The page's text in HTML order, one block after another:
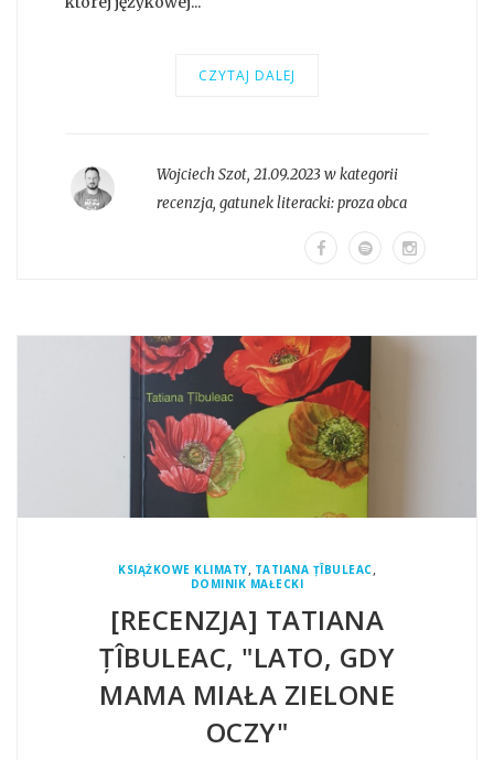
CZYTAJ DALEJ
Wojciech Szot, 21.09.2023 w kategorii
recenzja, gatunek literacki:proza obca
KSIĄŻKOWE KLIMATY, TATIANA ȚÎBULEAC,
DOMINIK MAŁECKI
[RECENZJA] TATIANA
ȚÎBULEAC, "LATO, GDY
MAMA MIAŁA ZIELONE
OCZY"